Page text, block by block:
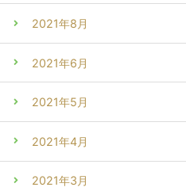
2021年8月
2021年6月
2021年5月
2021年4月
2021年3月